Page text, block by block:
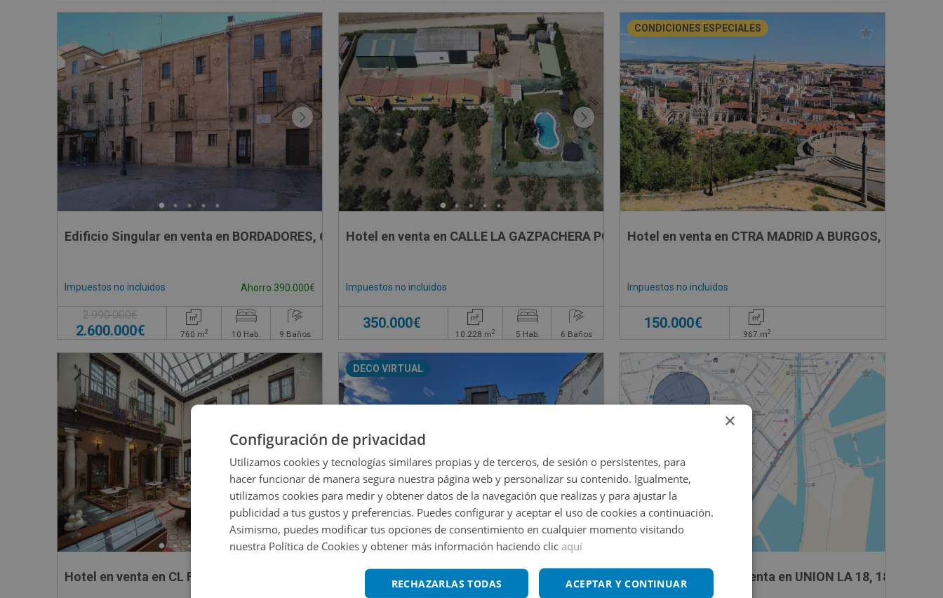
Edificio Singular en venta en BORDADORES, 6
Impuestos no incluidos Ahorro 390.000€
2.990.000€
2.600.000€ 760 m2 10 Hab. 9 Baños
Hotel en venta en CALLE LA GAZPACHERA POLIGONO 11 PARCELA 172, 172
Impuestos no incluidos
350.000€
10.228 m2 5 Hab. 6 Baños
CONDICIONES ESPECIALES
Hotel en venta en CTRA MADRID A BURGOS, SN
Impuestos no incluidos
150.000€
967 m2
Hotel en venta en CL FEDERICO RELIMPIO, 10
DECO VIRTUAL
Edificio Singular en venta en CL ORIENTE, 9 Edificio Singular en venta en UNION LA 18, 18
×
Configuración de privacidad
Utilizamos cookies y tecnologías similares propias y de terceros, de sesión o persistentes, para
hacer funcionar de manera segura nuestra página web y personalizar su contenido. Igualmente,
utilizamos cookies para medir y obtener datos de la navegación que realizas y para ajustar la
publicidad a tus gustos y preferencias. Puedes configurar y aceptar el uso de cookies a continuación.
Asimismo, puedes modificar tus opciones de consentimiento en cualquier momento visitando
nuestra Política de Cookies y obtener más información haciendo clic aquí
ACEPTAR Y CONTINUAR
RECHAZARLAS TODAS